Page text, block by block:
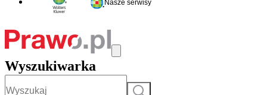
Nasze serwisy
Wyszukiwarka
Szukaj